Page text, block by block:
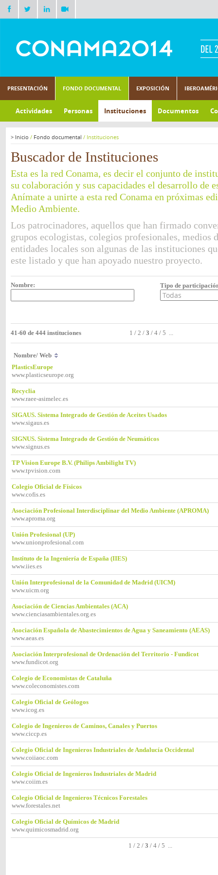
PRESENTACIÓN FONDO DOCUMENTAL EXPOSICIÓN
Actividades Personas Instituciones Documentos
> Inicio / Fondo documental / Instituciones
Buscador de Instituciones
Esta es la red Conama, es decir el conjunto de
su colaboración y sus capacidades el desarrollo de
Anímate a unirte a esta red Conama en próximas
Medio Ambiente.
Los patrocinadores, aquellos que han firmado
grupos ecologistas, colegios profesionales, medios
entidades locales son algunas de las instituciones
este listado y que han apoyado nuestro proyecto.
Nombre: Tipo de
41-60 de 444 instituciones 1 / 2 / 3 / 4 / 5 ...
Nombre/ Web
PlasticsEurope
www.plasticseurope.org
Recyclia
www.raee-asimelec.es
SIGAUS. Sistema Integrado de Gestión de Aceites Usados
www.sigaus.es
SIGNUS. Sistema Integrado de Gestión de Neumáticos
www.signus.es
TP Vision Europe B.V. (Philips Ambilight TV)
www.tpvision.com
Colegio Oficial de Físicos
www.cofis.es
Asociación Profesional Interdisciplinar del Medio Ambiente (APROMA)
www.aproma.org
Unión Profesional (UP)
www.unionprofesional.com
Instituto de la Ingeniería de España (IIES)
www.iies.es
Unión Interprofesional de la Comunidad de Madrid (UICM)
www.uicm.org
Asociación de Ciencias Ambientales (ACA)
www.cienciasambientales.org.es
Asociación Española de Abastecimientos de Agua y Saneamiento (AEAS)
www.aeas.es
Asociación Interprofesional de Ordenación del Territorio - Fundicot
www.fundicot.org
Colegio de Economistas de Cataluña
www.coleconomistes.com
Colegio Oficial de Geólogos
www.icog.es
Colegio de Ingenieros de Caminos, Canales y Puertos
www.ciccp.es
Colegio Oficial de Ingenieros Industriales de Andalucía Occidental
www.coiiaoc.com
Colegio Oficial de Ingenieros Industriales de Madrid
www.coiim.es
Colegio Oficial de Ingenieros Técnicos Forestales
www.forestales.net
Colegio Oficial de Químicos de Madrid
www.quimicosmadrid.org
1 / 2 / 3 / 4 / 5 ...